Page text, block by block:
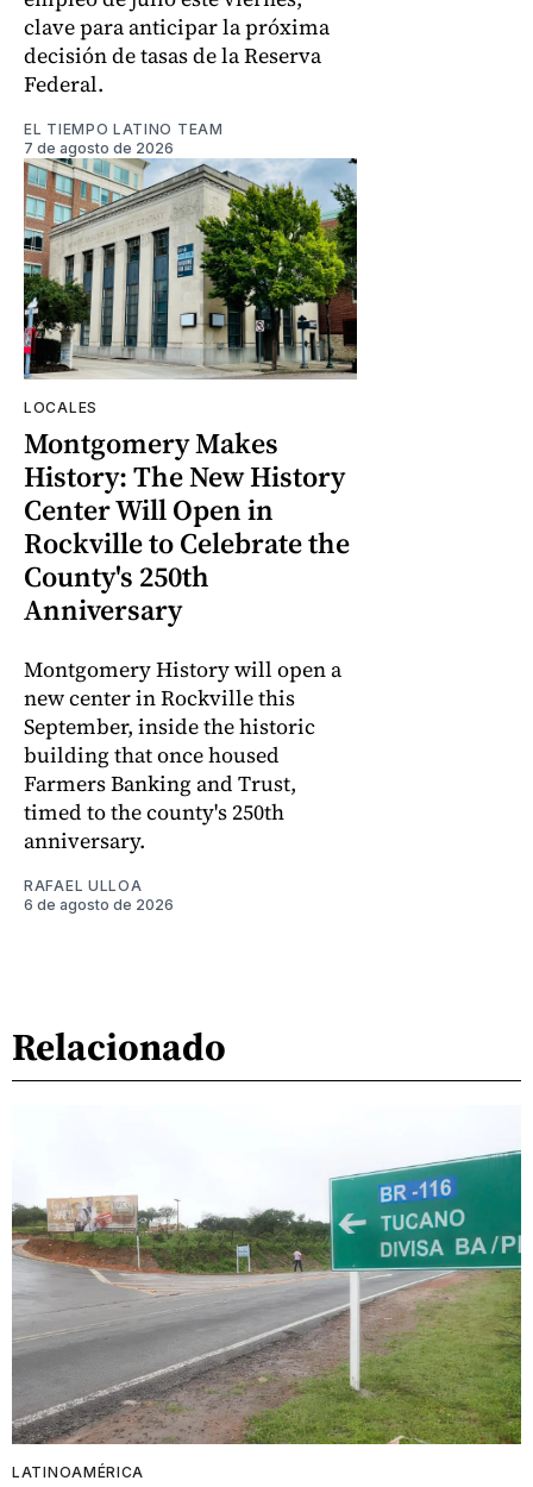
clave para anticipar la próxima
decisión de tasas de la Reserva
Federal.
EL TIEMPO LATINO TEAM
7 de agosto de 2026
LOCALES
Montgomery Makes
History: The New History
Center Will Open in
Rockville to Celebrate the
County's 250th
Anniversary
Montgomery History will open a
new center in Rockville this
September, inside the historic
building that once housed
Farmers Banking and Trust,
timed to the county's 250th
anniversary.
RAFAEL ULLOA
6 de agosto de 2026
Relacionado
LATINOAMÉRICA